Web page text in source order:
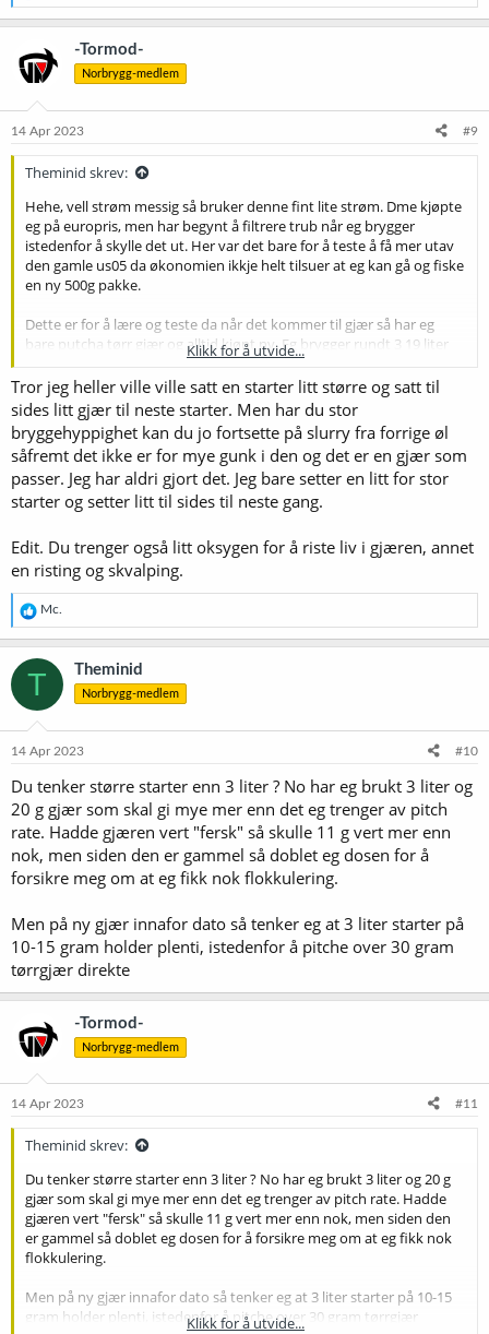
e
a
s
j
e
-Tormod-
Norbrygg-medlem
14 Apr 2023 #9
Theminid skrev:
Hehe, vell strøm messig så bruker denne fint lite strøm. Dme kjøpte
eg på europris, men har begynt å filtrere trub når eg brygger
istedenfor å skylle det ut. Her var det bare for å teste å få mer utav
den gamle us05 da økonomien ikkje helt tilsuer at eg kan gå og fiske
en ny 500g pakke.
Dette er for å lære og teste da når det kommer til gjær så har eg
bare putcha tørr gjær og alltid kjøpt ny. Eg brygger rundt 3 19 liter
fat i måneden, så å prøve å få mer ut av denne gamle traveren vil eg
tro har noe for seg istedenfor å kaste 400 gram tørrgjær.
Funker dette så kan eg gjøre det med belgiske gjærtyper, lager gjær
og ellers andre ale gjær for å spare inn kronene, fordi 500g pakker
koster fort 1000 kroner og mer og det gåe fort alt ifra 30 til 50 gram
per brygg, men kan eg bruke 10 gram og utvide og eventuelt
komme igang og få vaska og gjenbruke gjær så har eg lært mye og
bryggeprosessen annet enn å justere på ingredienser. No vil eg
prøve å høste så mye eg kan utav gjæren for å øke kompetansen og
erfaringen
Klikk for å utvide...
Tror jeg heller ville ville satt en starter litt større og satt til
sides litt gjær til neste starter. Men har du stor
bryggehyppighet kan du jo fortsette på slurry fra forrige øl
såfremt det ikke er for mye gunk i den og det er en gjær som
passer. Jeg har aldri gjort det. Jeg bare setter en litt for stor
starter og setter litt til sides til neste gang.
Edit. Du trenger også litt oksygen for å riste liv i gjæren, annet
en risting og skvalping.
R
e
a
k
s
o
e
:
Mc.
T Theminid
Norbrygg-medlem
14 Apr 2023 #10
Du tenker større starter enn 3 liter ? No har eg brukt 3 liter og
20 g gjær som skal gi mye mer enn det eg trenger av pitch
rate. Hadde gjæren vert "fersk" så skulle 11 g vert mer enn
nok, men siden den er gammel så doblet eg dosen for å
forsikre meg om at eg fikk nok flokkulering.
Men på ny gjær innafor dato så tenker eg at 3 liter starter på
10-15 gram holder plenti, istedenfor å pitche over 30 gram
tørrgjær direkte
-Tormod-
Norbrygg-medlem
14 Apr 2023 #11
Theminid skrev:
Du tenker større starter enn 3 liter ? No har eg brukt 3 liter og 20 g
gjær som skal gi mye mer enn det eg trenger av pitch rate. Hadde
gjæren vert "fersk" så skulle 11 g vert mer enn nok, men siden den
er gammel så doblet eg dosen for å forsikre meg om at eg fikk nok
flokkulering.
Men på ny gjær innafor dato så tenker eg at 3 liter starter på 10-15
gram holder plenti, istedenfor å pitche over 30 gram tørrgjær
Klikk for å utvide...